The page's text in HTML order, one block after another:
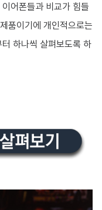
어폰들과 비교가 힘들
품이기에 개인적으로는
하나씩 살펴보도록 하